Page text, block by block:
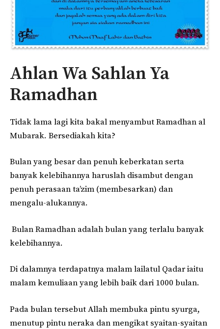
Ahlan Wa Sahlan Ya
Ramadhan
Tidak lama lagi kita bakal menyambut Ramadhan al
Mubarak. Bersediakah kita?
Bulan yang besar dan penuh keberkatan serta
banyak kelebihannya haruslah disambut dengan
penuh perasaan ta’zim (membesarkan) dan
mengalu-alukannya.
Bulan Ramadhan adalah bulan yang terlalu banyak
kelebihannya.
Di dalamnya terdapatnya malam lailatul Qadar iaitu
malam kemuliaan yang lebih baik dari 1000 bulan.
Pada bulan tersebut Allah membuka pintu syurga,
menutup pintu neraka dan mengikat syaitan-syaitan